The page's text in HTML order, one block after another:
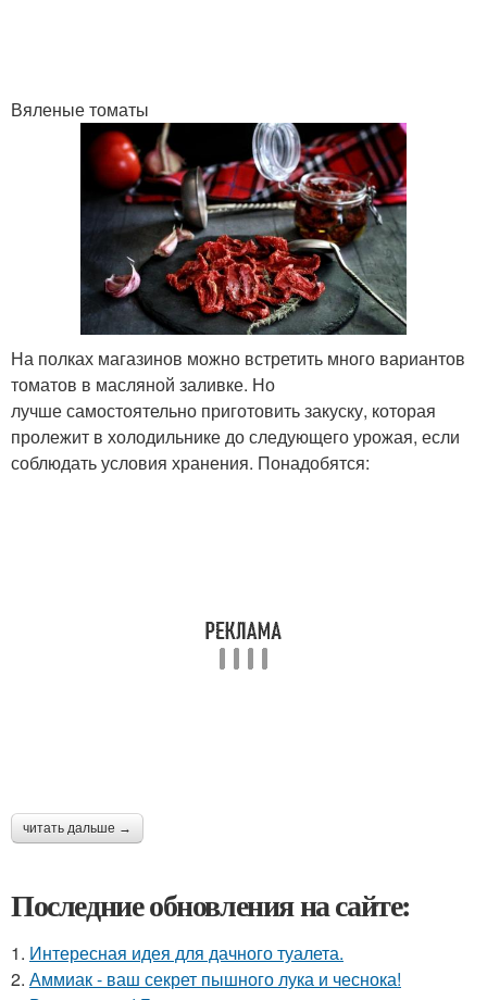
Вяленые томаты
На полках магазинов можно встретить много вариантов
томатов в масляной заливке. Но
лучше самостоятельно приготовить закуску, которая
пролежит в холодильнике до следующего урожая, если
соблюдать условия хранения. Понадобятся:
читать дальше →
Последние обновления на сайте:
1. Интересная идея для дачного туалета.
2. Аммиак - ваш секрет пышного лука и чеснока!